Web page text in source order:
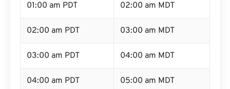
01:00 am PDT 02:00 am MDT
02:00 am PDT 03:00 am MDT
03:00 am PDT 04:00 am MDT
04:00 am PDT 05:00 am MDT